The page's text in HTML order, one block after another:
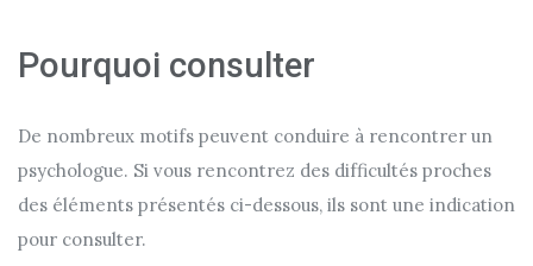
Pourquoi consulter
De nombreux motifs peuvent conduire à rencontrer un
psychologue. Si vous rencontrez des difficultés proches
des éléments présentés ci-dessous, ils sont une indication
pour consulter.